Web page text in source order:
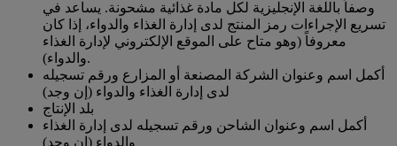
وصفاً باللغة الإنجليزية لكل مادة غذائية مشحونة. يساعد في
تسريع الإجراءات رمز المنتج لدى إدارة الغذاء والدواء، إذا كان
معروفاً (وهو متاح على الموقع الإلكتروني لإدارة الغذاء
والدواء).
أكمل اسم وعنوان الشركة المصنعة أو المزارع ورقم تسجيله
لدى إدارة الغذاء والدواء (إن وجد)
بلد الإنتاج
أكمل اسم وعنوان الشاحن ورقم تسجيله لدى إدارة الغذاء
والدواء (إن وجد)